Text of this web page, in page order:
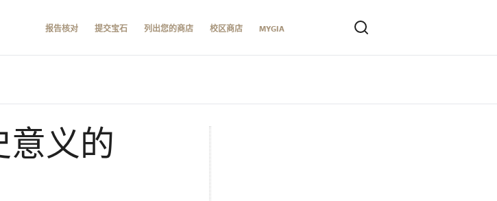
报告核对 提交宝石 列出您的商店 校区商店 MYGIA
义的